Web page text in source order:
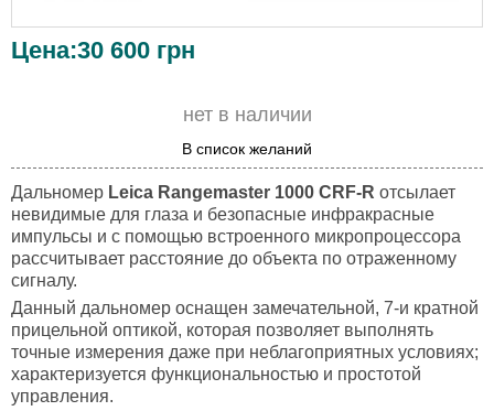
Цена:30 600 грн
нет в наличии
В список желаний
Дальномер Leica Rangemaster 1000 CRF-R отсылает
невидимые для глаза и безопасные инфракрасные
импульсы и с помощью встроенного микропроцессора
рассчитывает расстояние до объекта по отраженному
сигналу.
Данный дальномер оснащен замечательной, 7-и кратной
прицельной оптикой, которая позволяет выполнять
точные измерения даже при неблагоприятных условиях;
характеризуется функциональностью и простотой
управления.